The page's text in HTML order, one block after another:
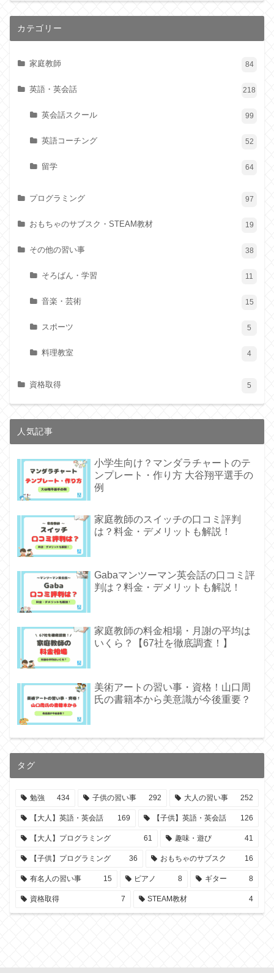
カテゴリー
家庭教師 84
英語・英会話 218
英会話スクール 99
英語コーチング 52
留学 64
プログラミング 97
おもちゃのサブスク・STEAM教材 19
その他の習い事 38
そろばん・学習 11
音楽・芸術 15
スポーツ 5
料理教室 4
資格取得 5
人気記事
小学生向け？マンダラチャートのテ
ンプレート・作り方 大谷翔平選手の
例
家庭教師のスイッチの口コミ評判
は？料金・デメリットも解説！
Gabaマンツーマン英会話の口コミ評
判は？料金・デメリットも解説！
家庭教師の料金相場・月謝の平均は
いくら？【67社を徹底調査！】
美術アートの習い事・資格！山口周
氏の書籍本から美意識が今後重要？
タグ
勉強 434 子供の習い事 292 大人の習い事 252
【大人】英語・英会話 169 【子供】英語・英会話 126
【大人】プログラミング 61 趣味・遊び 41
【子供】プログラミング 36 おもちゃのサブスク 16
有名人の習い事 15 ピアノ 8 ギター 8
資格取得 7 STEAM教材 4